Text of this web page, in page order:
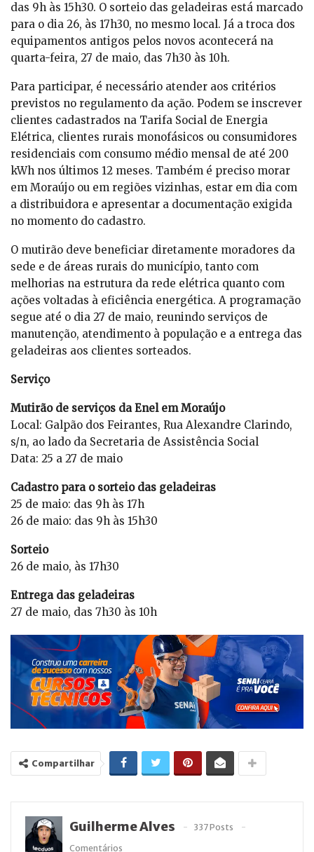
das 9h às 15h30. O sorteio das geladeiras está marcado
para o dia 26, às 17h30, no mesmo local. Já a troca dos
equipamentos antigos pelos novos acontecerá na
quarta-feira, 27 de maio, das 7h30 às 10h.
Para participar, é necessário atender aos critérios
previstos no regulamento da ação. Podem se inscrever
clientes cadastrados na Tarifa Social de Energia
Elétrica, clientes rurais monofásicos ou consumidores
residenciais com consumo médio mensal de até 200
kWh nos últimos 12 meses. Também é preciso morar
em Moraújo ou em regiões vizinhas, estar em dia com
a distribuidora e apresentar a documentação exigida
no momento do cadastro.
O mutirão deve beneficiar diretamente moradores da
sede e de áreas rurais do município, tanto com
melhorias na estrutura da rede elétrica quanto com
ações voltadas à eficiência energética. A programação
segue até o dia 27 de maio, reunindo serviços de
manutenção, atendimento à população e a entrega das
geladeiras aos clientes sorteados.
Serviço
Mutirão de serviços da Enel em Moraújo
Local: Galpão dos Feirantes, Rua Alexandre Clarindo,
s/n, ao lado da Secretaria de Assistência Social
Data: 25 a 27 de maio
Cadastro para o sorteio das geladeiras
25 de maio: das 9h às 17h
26 de maio: das 9h às 15h30
Sorteio
26 de maio, às 17h30
Entrega das geladeiras
27 de maio, das 7h30 às 10h
Compartilhar
Guilherme Alves
337 Posts
Comentários